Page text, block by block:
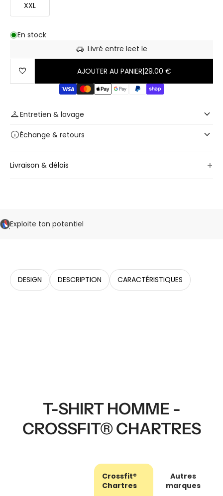
XXL
En stock
delivery_truck_speed Livré entre leet le
favorite AJOUTER AU PANIER|29.00 €
checkroomEntretien & lavage keyboard_arrow_down
infoÉchange & retours keyboard_arrow_down
Livraison & délais +
Exploite ton potentiel
DESIGN DESCRIPTION CARACTÉRISTIQUES
T-SHIRT HOMME -
CROSSFIT® CHARTRES
Crossfit®
Chartres
Autres
marques